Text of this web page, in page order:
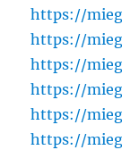
https://
https://
https://
https://
https://
https://